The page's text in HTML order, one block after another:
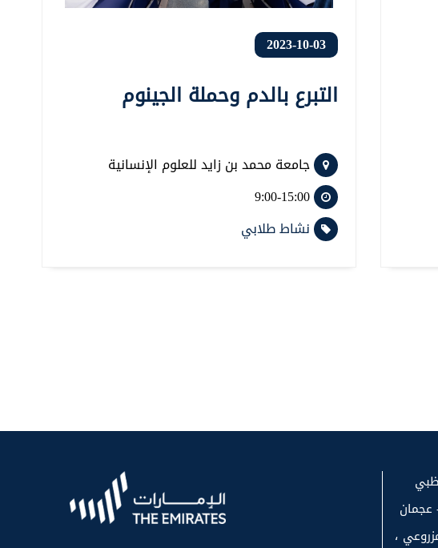
2023-10-03
التبرع بالدم وحملة الجينوم
جامعة محمد بن زايد للعلوم الإنسانية
9:00-15:00
نشاط طلابي
،